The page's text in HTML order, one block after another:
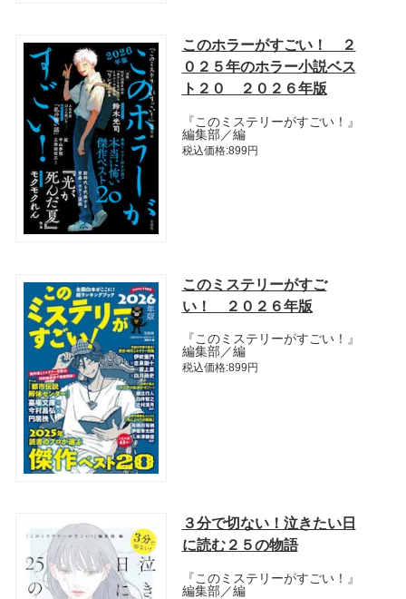
このホラーがすごい！ ２
０２５年のホラー小説ベス
ト２０ ２０２６年版
『このミステリーがすごい！』
編集部／編
税込価格:899円
このミステリーがすご
い！ ２０２６年版
『このミステリーがすごい！』
編集部／編
税込価格:899円
３分で切ない！泣きたい日
に読む２５の物語
『このミステリーがすごい！』
編集部／編